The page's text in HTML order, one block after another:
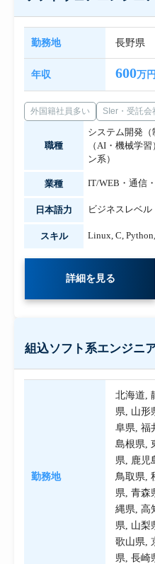
勤務地 長野県
年収 600万
外国籍社員多い SIer・受託会
職種
システム開発（
（AI・機械学習
ン系）
業種 IT/WEB・通信
日本語力 ビジネスレベル
スキル Linux, C, Python,
詳細を見る
組込ソフト系エンジニ
勤務地
北海道,
県, 山形
阜県,福
島根県,
県, 鹿児
鳥取県,
県,青森
縄県,高
県, 山梨
歌山県,
県,長崎